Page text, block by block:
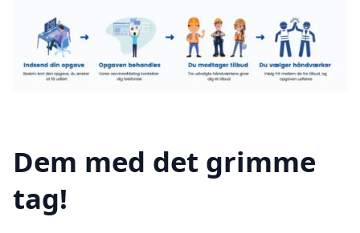
Dem med det grimme
tag!